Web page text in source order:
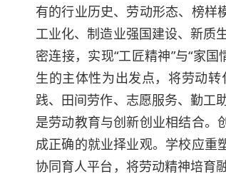
有的行业历史、劳动形态、榜样
工业化、制造业强国建设、新质
密连接，实现“工匠精神”与“家
生的主体性为出发点，将劳动
践、田间劳作、志愿服务、勤工
是劳动教育与创新创业相结合。
成正确的就业择业观。学校应重
协同育人平台，将劳动精神培育